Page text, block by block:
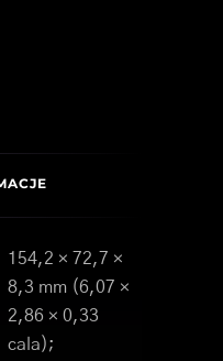
154,2 × 72,7 ×
8,3 mm (6,07 ×
2,86 × 0,33
cala);